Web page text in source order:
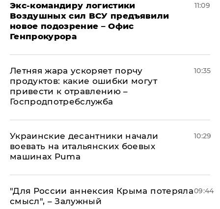
Экс-командиру логистики
Воздушных сил ВСУ предъявили
новое подозрение – Офис
Генпрокурора
11:09
Летняя жара ускоряет порчу
продуктов: какие ошибки могут
привести к отравлению –
Госпродпотребслужба
10:35
Украинские десантники начали
воевать на итальянских боевых
машинах Puma
10:29
"Для России аннексия Крыма потеряла
смысл", – Залужный
09:44